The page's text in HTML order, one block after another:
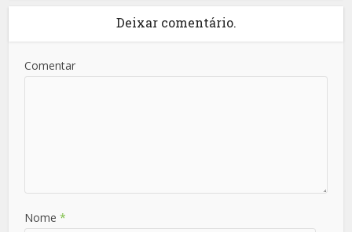
Deixar comentário.
Comentar
Nome*